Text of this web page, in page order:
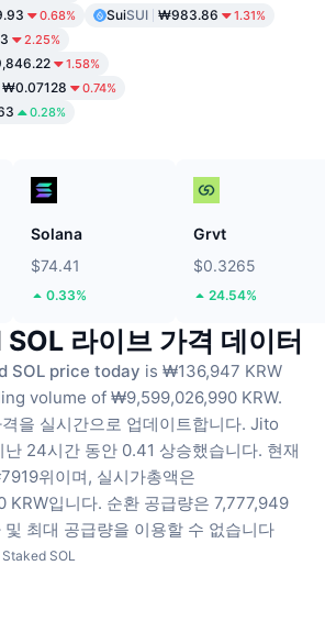
0.68% SuiSUI ₩983.86 1.31%
2.25%
1.58%
₩0.07128 0.74%
0.28%
Solana
$74.41
0.33%
Grvt
$0.3265
24.54%
라이브 가격 데이터
SOL price today is ₩136,947 KRW
volume of ₩9,599,026,990 KRW.
을 실시간으로 업데이트합니다. Jito
24시간 동안 0.41 상승했습니다. 현재
위이며, 실시가총액은
KRW입니다. 순환 공급량은 7,777,949
및 최대 공급량을 이용할 수 없습니다
SOL